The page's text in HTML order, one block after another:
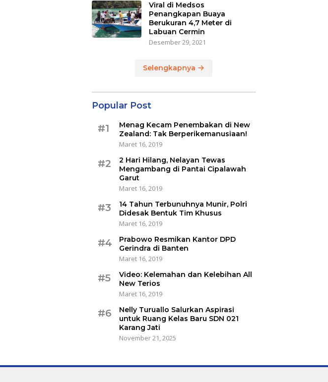
Viral di Medsos
Penangkapan Buaya
Berukuran 4,7 Meter di
Labuan Cermin
Desember 29, 2021
Selengkapnya
Popular Post
#1
Menag Kecam Penembakan di New
Zealand: Tak Berperikemanusiaan!
Maret 16, 2019
#2
2 Hari Hilang, Nelayan Tewas
Mengambang di Pantai Cipalawah
Garut
Maret 16, 2019
#3
14 Tahun Terbunuhnya Munir, Polri
Didesak Bentuk Tim Khusus
Maret 16, 2019
#4
Prabowo Resmikan Kantor DPD
Gerindra di Banten
Maret 16, 2019
#5
Video: Kelemahan dan Kelebihan All
New Terios
Maret 16, 2019
#6
Nelly Turuallo Salurkan Aspirasi
untuk Ruang Kelas Baru SDN 021
Karang Jati
November 21, 2025